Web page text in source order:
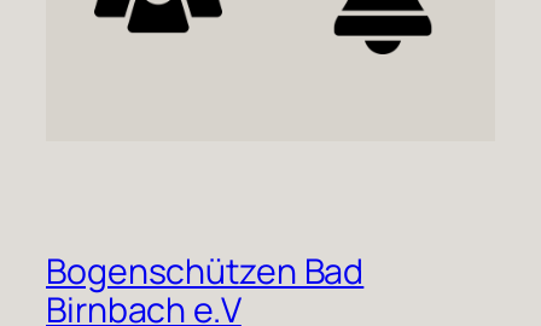
Bogenschützen Bad
Birnbach e.V